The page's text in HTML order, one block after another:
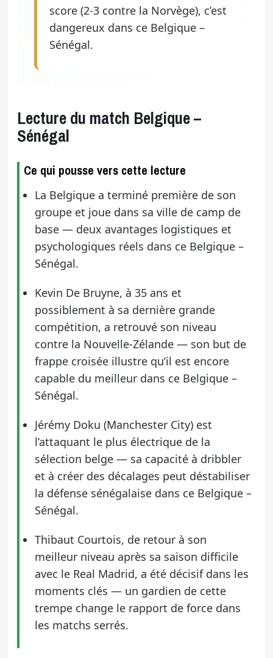
score (2-3 contre la Norvège), c’est
dangereux dans ce Belgique –
Sénégal.
Lecture du match Belgique –
Sénégal
Ce qui pousse vers cette lecture
La Belgique a terminé première de son
groupe et joue dans sa ville de camp de
base — deux avantages logistiques et
psychologiques réels dans ce Belgique –
Sénégal.
Kevin De Bruyne, à 35 ans et
possiblement à sa dernière grande
compétition, a retrouvé son niveau
contre la Nouvelle-Zélande — son but de
frappe croisée illustre qu’il est encore
capable du meilleur dans ce Belgique –
Sénégal.
Jérémy Doku (Manchester City) est
l’attaquant le plus électrique de la
sélection belge — sa capacité à dribbler
et à créer des décalages peut déstabiliser
la défense sénégalaise dans ce Belgique –
Sénégal.
Thibaut Courtois, de retour à son
meilleur niveau après sa saison difficile
avec le Real Madrid, a été décisif dans les
moments clés — un gardien de cette
trempe change le rapport de force dans
les matchs serrés.